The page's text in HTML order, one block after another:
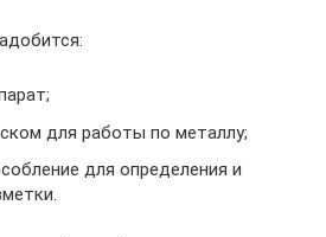
для работы по металлу;
для определения и